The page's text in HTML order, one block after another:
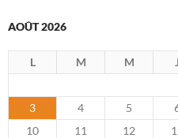
AOÛT 2026
L M M J
3
4 5
10
11 12